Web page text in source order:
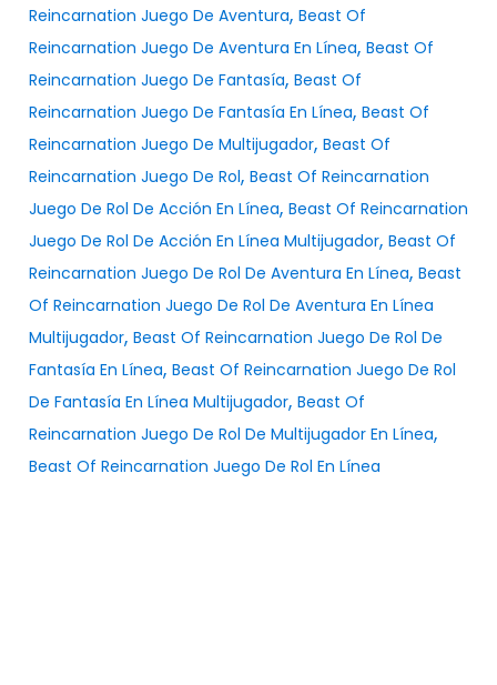
Reincarnation Juego De Aventura, Beast Of
Reincarnation Juego De Aventura En Línea, Beast Of
Reincarnation Juego De Fantasía, Beast Of
Reincarnation Juego De Fantasía En Línea, Beast Of
Reincarnation Juego De Multijugador, Beast Of
Reincarnation Juego De Rol, Beast Of Reincarnation
Juego De Rol De Acción En Línea, Beast Of Reincarnation
Juego De Rol De Acción En Línea Multijugador, Beast Of
Reincarnation Juego De Rol De Aventura En Línea, Beast
Of Reincarnation Juego De Rol De Aventura En Línea
Multijugador, Beast Of Reincarnation Juego De Rol De
Fantasía En Línea, Beast Of Reincarnation Juego De Rol
De Fantasía En Línea Multijugador, Beast Of
Reincarnation Juego De Rol De Multijugador En Línea,
Beast Of Reincarnation Juego De Rol En Línea